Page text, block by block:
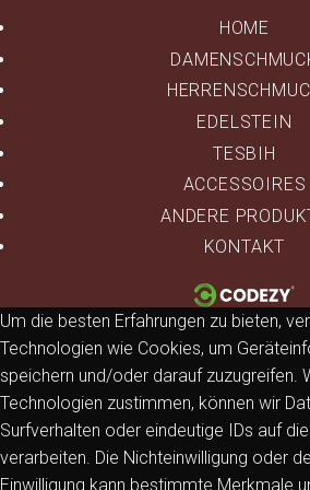
HOME
EDELSTEIN
TESBIH
ACCESSOIRES
ANDERE
KONTAKT
Um die besten Erfahrungen zu bieten,
Technologien wie Cookies, um
speichern und/oder darauf zuzugreifen.
Technologien zustimmen, können wir
Surfverhalten oder eindeutige IDs auf
verarbeiten. Die Nichteinwilligung oder
Einwilligung kann bestimmte Merkmale